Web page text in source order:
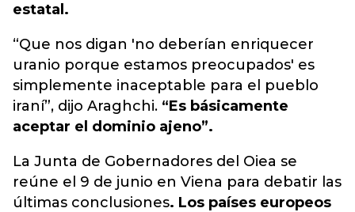
estatal.
“Que nos digan 'no deberían enriquecer
uranio porque estamos preocupados' es
simplemente inaceptable para el pueblo
iraní”, dijo Araghchi. “Es básicamente
aceptar el dominio ajeno”.
La Junta de Gobernadores del Oiea se
reúne el 9 de junio en Viena para debatir las
últimas conclusiones. Los países europeos